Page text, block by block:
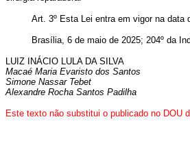
Art. 3º Esta Lei entra em vigor na data
Brasília, 6 de maio de 2025; 204º da
LUIZ INÁCIO LULA DA SILVA
Macaé Maria Evaristo dos Santos
Simone Nassar Tebet
Alexandre Rocha Santos Padilha
Este texto não substitui o publicado no DOU